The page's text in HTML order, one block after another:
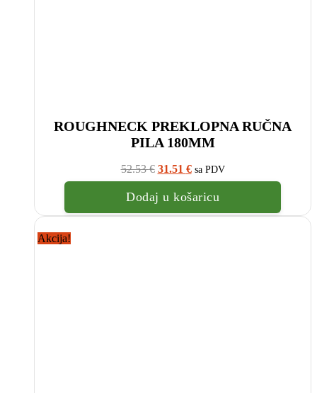
ROUGHNECK PREKLOPNA RUČNA
PILA 180MM
52.53€ Izvorna
cijena
bila
je:
52.53
31.51 €Trenutna
cijena
je:
€.
sa PDV
Dodaj u košaricu
Akcija!